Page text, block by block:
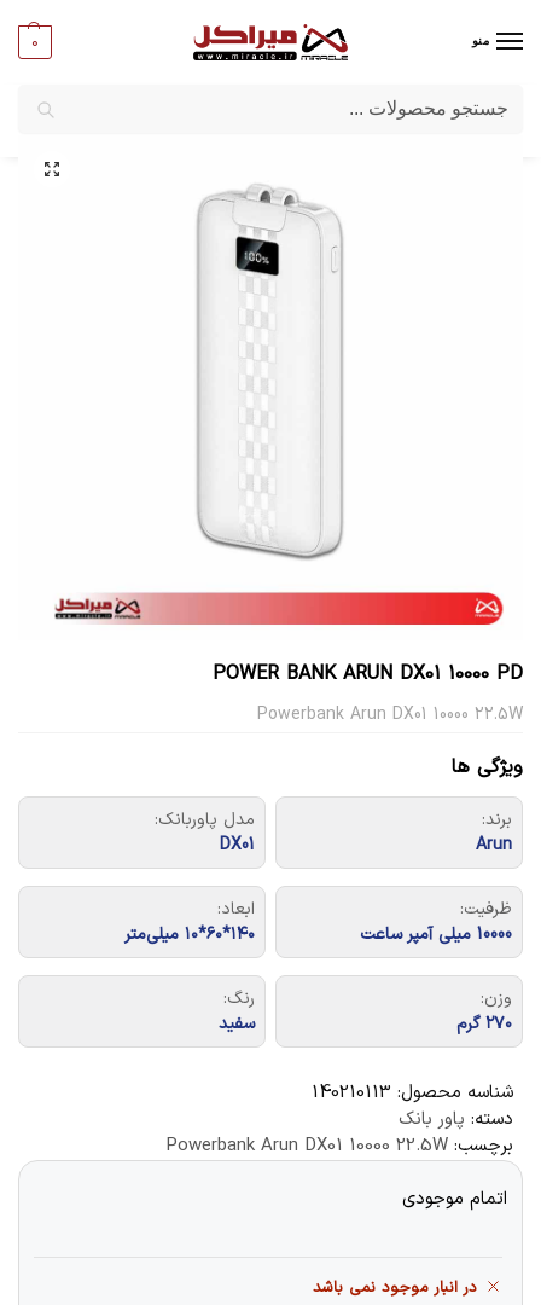
منو 0
میراکل/کامپیوتر/قطعات جانبی
POWER BANK ARUN DX01 10000 PD
Powerbank Arun DX01 10000 22.5W
ویژگی ها
برند:
Arun
مدل پاوربانک:
DX01
ظرفیت:
10000 میلی آمپر ساعت
ابعاد:
۱۴۰*۶۰*۱۰ میلی‌متر
وزن:
۲۷۰ گرم
رنگ:
سفید
شناسه محصول: 140210113
دسته: پاور بانک
برچسب: Powerbank Arun DX01 10000 22.5W
اتمام موجودی
در انبار موجود نمی باشد